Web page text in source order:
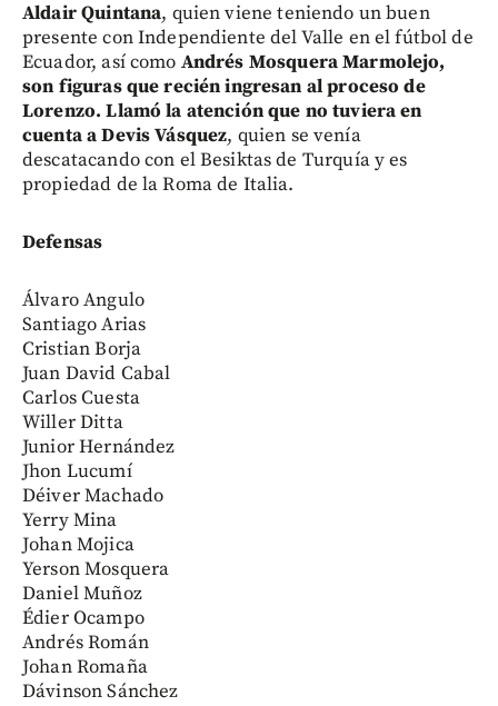
Aldair Quintana, quien viene teniendo un buen
presente con Independiente del Valle en el fútbol de
Ecuador, así como Andrés Mosquera Marmolejo,
son figuras que recién ingresan al proceso de
Lorenzo. Llamó la atención que no tuviera en
cuenta a Devis Vásquez, quien se venía
descatacando con el Besiktas de Turquía y es
propiedad de la Roma de Italia.
Defensas
Álvaro Angulo
Santiago Arias
Cristian Borja
Juan David Cabal
Carlos Cuesta
Willer Ditta
Junior Hernández
Jhon Lucumí
Déiver Machado
Yerry Mina
Johan Mojica
Yerson Mosquera
Daniel Muñoz
Édier Ocampo
Andrés Román
Johan Romaña
Dávinson Sánchez